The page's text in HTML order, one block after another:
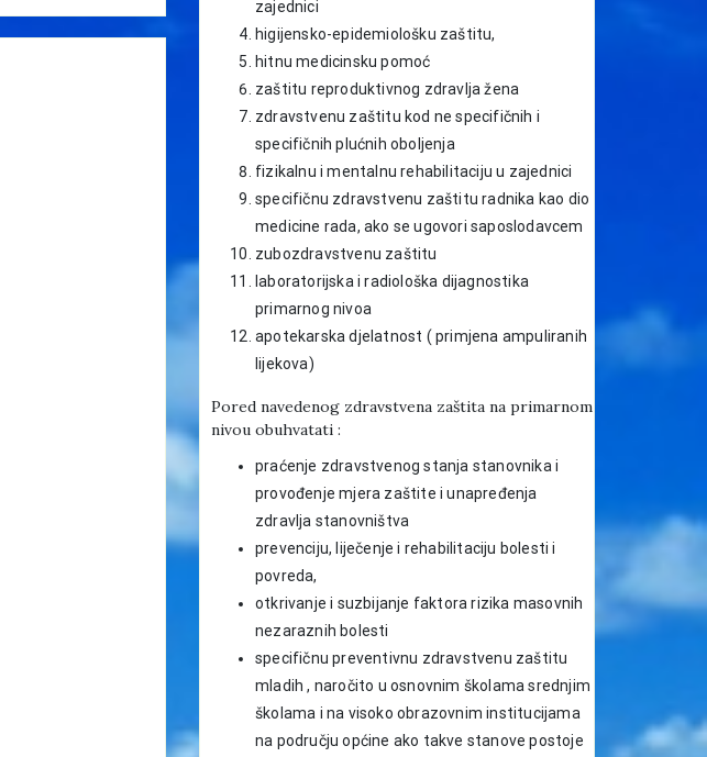
zajednici
higijensko-epidemiološku zaštitu,
hitnu medicinsku pomoć
zaštitu reproduktivnog zdravlja žena
zdravstvenu zaštitu kod ne specifičnih i
specifičnih plućnih oboljenja
fizikalnu i mentalnu rehabilitaciju u zajednici
specifičnu zdravstvenu zaštitu radnika kao dio
medicine rada, ako se ugovori saposlodavcem
zubozdravstvenu zaštitu
laboratorijska i radiološka dijagnostika
primarnog nivoa
apotekarska djelatnost ( primjena ampuliranih
lijekova)
Pored navedenog zdravstvena zaštita na primarnom
nivou obuhvatati :
praćenje zdravstvenog stanja stanovnika i
provođenje mjera zaštite i unapređenja
zdravlja stanovništva
prevenciju, liječenje i rehabilitaciju bolesti i
povreda,
otkrivanje i suzbijanje faktora rizika masovnih
nezaraznih bolesti
specifičnu preventivnu zdravstvenu zaštitu
mladih , naročito u osnovnim školama srednjim
školama i na visoko obrazovnim institucijama
na području općine ako takve stanove postoje